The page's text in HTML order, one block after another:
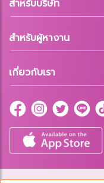
สำหรับบริษัท
สำหรับผู้หางาน
เกี่ยวกับเรา